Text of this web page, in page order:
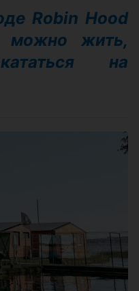
Robin Hood
можно жить,
на